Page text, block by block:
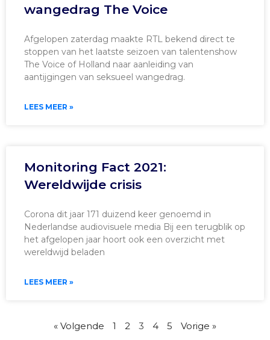
wangedrag The Voice
Afgelopen zaterdag maakte RTL bekend direct te
stoppen van het laatste seizoen van talentenshow
The Voice of Holland naar aanleiding van
aantijgingen van seksueel wangedrag.
LEES MEER »
Monitoring Fact 2021:
Wereldwijde crisis
Corona dit jaar 171 duizend keer genoemd in
Nederlandse audiovisuele media Bij een terugblik op
het afgelopen jaar hoort ook een overzicht met
wereldwijd beladen
LEES MEER »
« Volgende 1 2 3 4 5 Vorige »